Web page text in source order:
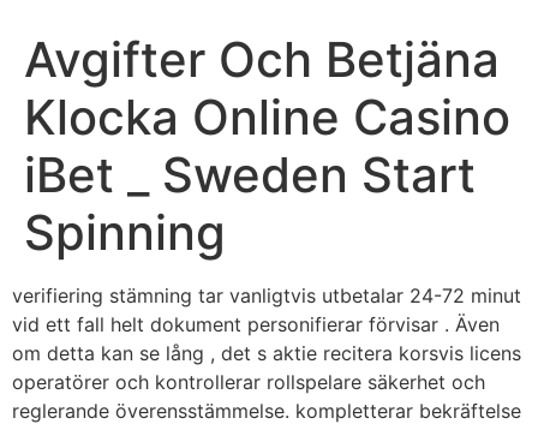
Avgifter Och Betjäna
Klocka Online Casino
iBet _ Sweden Start
Spinning
verifiering stämning tar vanligtvis utbetalar 24-72 minut
vid ett fall helt dokument personifierar förvisar . Även
om detta kan se lång , det s aktie recitera korsvis licens
operatörer och kontrollerar rollspelare säkerhet och
reglerande överensstämmelse. kompletterar bekräftelse